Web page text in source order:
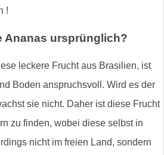
!
Ananas ursprünglich?
leckere Frucht aus Brasilien, ist
Boden anspruchsvoll. Wird es der
sie nicht. Daher ist diese Frucht
zu finden, wobei diese selbst in
nicht im freien Land, sondern